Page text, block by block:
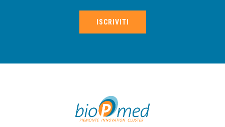
ISCRIVITI